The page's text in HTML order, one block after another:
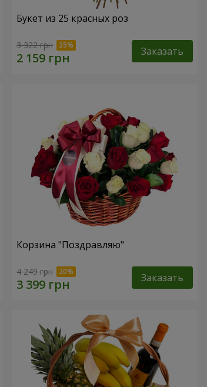
Букет из 25 красных роз
3 322 грн Заказать
Корзина "Поздравляю"
4 249 грн Заказать